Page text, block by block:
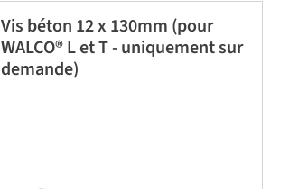
Vis béton 12 x 130mm (pour
WALCO® L et T - uniquement sur
demande)